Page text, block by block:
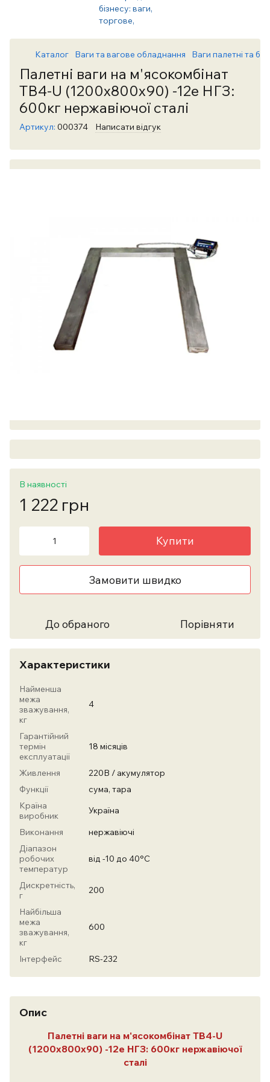
Каталог Ваги та вагове обладнання Ваги палетні та
Палетні ваги на м'ясокомбінат
TB4-U (1200x800x90) -12e НГЗ:
600кг нержавіючої сталі
Артикул: 000374 Написати відгук
В наявності
1 222 грн
Купити
Замовити швидко
До обраного Порівняти
Характеристики
Найменша
межа
зважування,
кг
4
Гарантійний
термін
експлуатації
18 місяців
Живлення
220В / акумулятор
Функції
сума, тара
Країна
виробник
Україна
Виконання
нержавіючі
Діапазон
робочих
температур
від -10 до 40°С
Дискретність,
г
200
Найбільша
межа
зважування,
кг
600
Інтерфейс RS-232
Опис
Палетні ваги на м'ясокомбінат TB4-U
(1200x800x90) -12e НГЗ: 600кг нержавіючої
сталі